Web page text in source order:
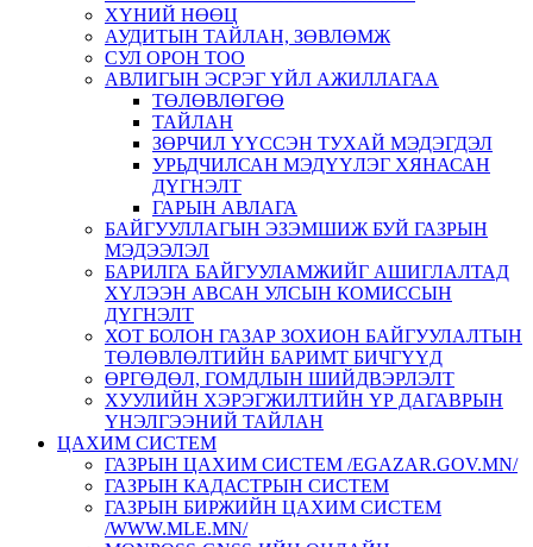
ХҮНИЙ НӨӨЦ
АУДИТЫН ТАЙЛАН, ЗӨВЛӨМЖ
СУЛ ОРОН ТОО
АВЛИГЫН ЭСРЭГ ҮЙЛ АЖИЛЛАГАА
ТӨЛӨВЛӨГӨӨ
ТАЙЛАН
ЗӨРЧИЛ ҮҮССЭН ТУХАЙ МЭДЭГДЭЛ
УРЬДЧИЛСАН МЭДҮҮЛЭГ ХЯНАСАН
ДҮГНЭЛТ
ГАРЫН АВЛАГА
БАЙГУУЛЛАГЫН ЭЗЭМШИЖ БУЙ ГАЗРЫН
МЭДЭЭЛЭЛ
БАРИЛГА БАЙГУУЛАМЖИЙГ АШИГЛАЛТАД
ХҮЛЭЭН АВСАН УЛСЫН КОМИССЫН
ДҮГНЭЛТ
ХОТ БОЛОН ГАЗАР ЗОХИОН БАЙГУУЛАЛТЫН
ТӨЛӨВЛӨЛТИЙН БАРИМТ БИЧГҮҮД
ӨРГӨДӨЛ, ГОМДЛЫН ШИЙДВЭРЛЭЛТ
ХУУЛИЙН ХЭРЭГЖИЛТИЙН ҮР ДАГАВРЫН
ҮНЭЛГЭЭНИЙ ТАЙЛАН
ЦАХИМ СИСТЕМ
ГАЗРЫН ЦАХИМ СИСТЕМ /EGAZAR.GOV.MN/
ГАЗРЫН КАДАСТРЫН СИСТЕМ
ГАЗРЫН БИРЖИЙН ЦАХИМ СИСТЕМ
/WWW.MLE.MN/